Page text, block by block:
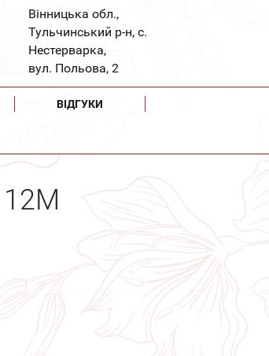
Вінницька обл.,
Тульчинський р-н, с.
Нестерварка,
вул. Польова, 2
ВІДГУКИ
12М